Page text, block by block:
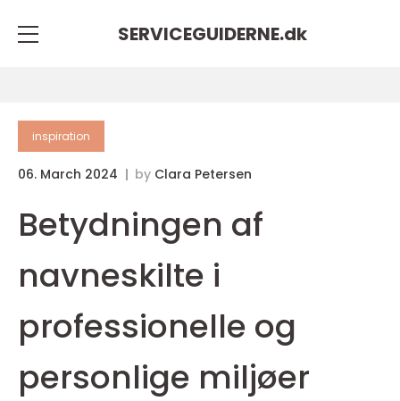
SERVICEGUIDERNE.dk
inspiration
06. March 2024 by Clara Petersen
Betydningen af
navneskilte i
professionelle og
personlige miljøer